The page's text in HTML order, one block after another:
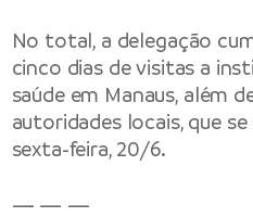
No total, a delegação
cinco dias de visitas a
saúde em Manaus, além
autoridades locais, que
sexta-feira, 20/6.
— — —